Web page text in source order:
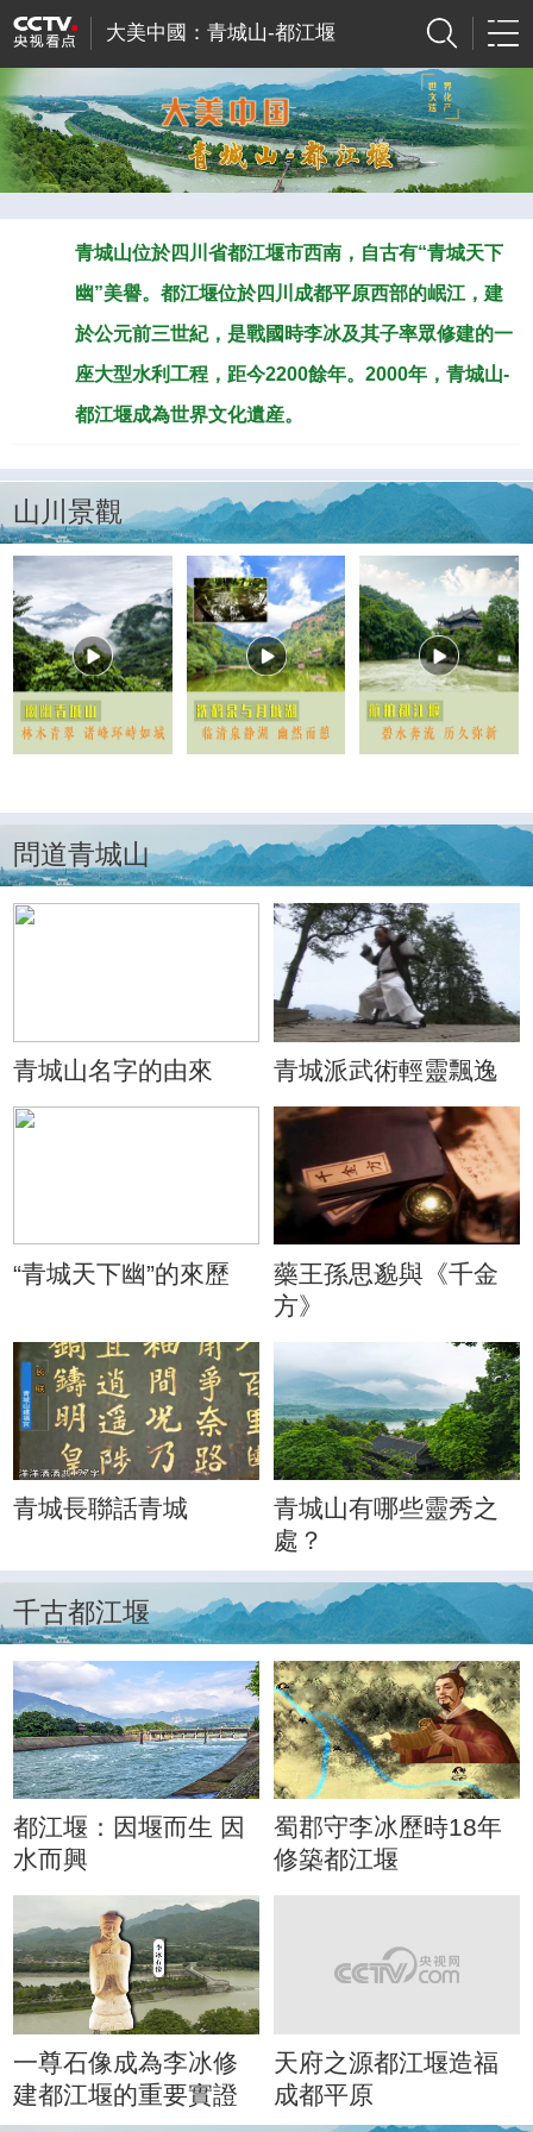
大美中國：青城山-都江堰
青城山位於四川省都江堰市西南，自古有“青城天下
幽”美譽。都江堰位於四川成都平原西部的岷江，建
於公元前三世紀，是戰國時李冰及其子率眾修建的一
座大型水利工程，距今2200餘年。2000年，青城山-
都江堰成為世界文化遺産。
山川景觀
問道青城山
青城山名字的由來 青城派武術輕靈飄逸
“青城天下幽”的來歷
藥王孫思邈與《千金
方》
青城長聯話青城
青城山有哪些靈秀之
處？
千古都江堰
都江堰：因堰而生 因
水而興
蜀郡守李冰歷時18年
修築都江堰
一尊石像成為李冰修
建都江堰的重要實證
天府之源都江堰造福
成都平原